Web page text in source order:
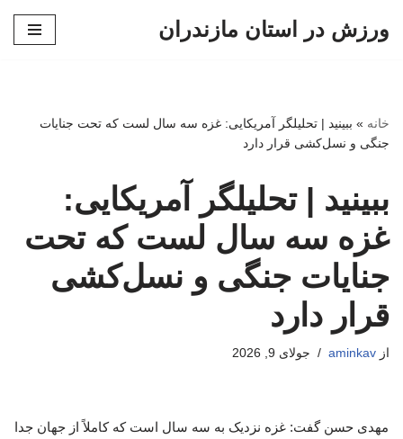
ورزش در استان مازندران
خانه » ببینید | تحلیلگر آمریکایی: غزه سه سال لست که تحت جنایات
جنگی و نسل‌کشی قرار دارد
ببینید | تحلیلگر آمریکایی:
غزه سه سال لست که تحت
جنایات جنگی و نسل‌کشی
قرار دارد
از aminkav جولای 9, 2026
مهدی حسن گفت: غزه نزدیک به سه سال است که کاملاً از جهان جدا